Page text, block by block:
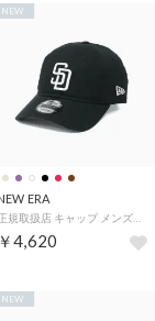
ERA
正規取扱店 キャップ メンズ レディース 深め ベースボール おしゃれ ブランド サイズ 無地 女性 男性 MLB 帽子 ベースボールキャップ 9TWENTY ウォッシュドコットン （パドレスブラック）
￥4,620
NEW
NEW